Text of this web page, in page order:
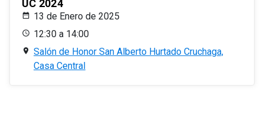
UC 2024
13 de Enero de 2025
12:30 a 14:00
Salón de Honor San Alberto Hurtado Cruchaga,
Casa Central